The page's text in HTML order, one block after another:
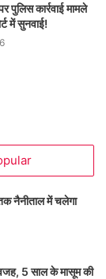
पुलिस कार्रवाई मामले
में सुनवाई!
नैनीताल में चलेगा
5 साल के मासूम की